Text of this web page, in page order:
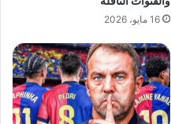
16 مايو، 2026